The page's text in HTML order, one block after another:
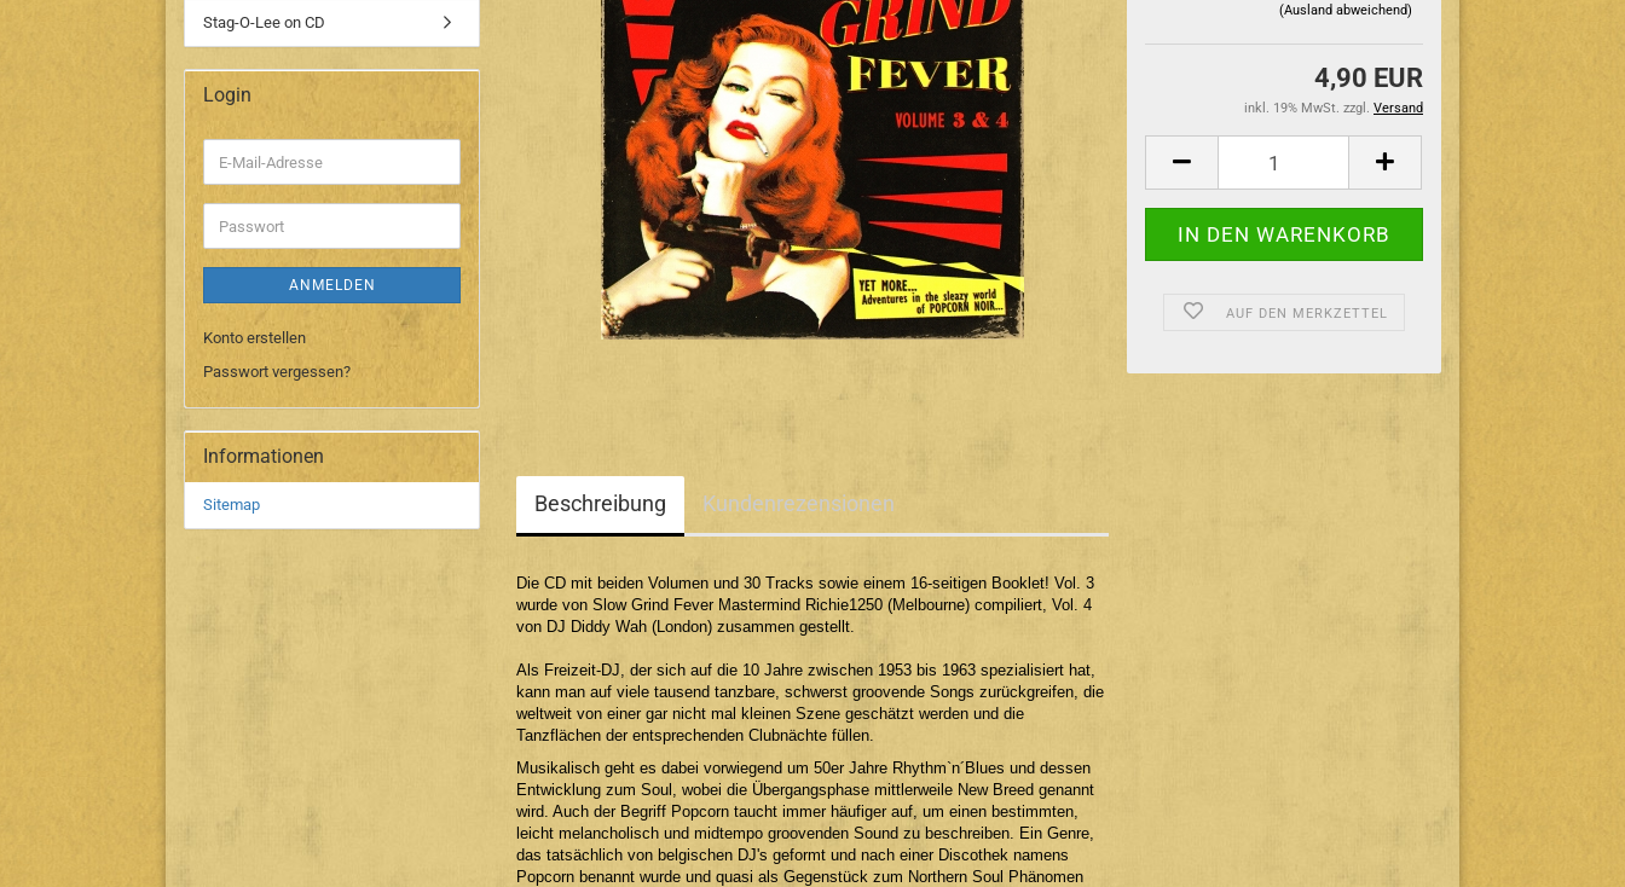
(Ausland abweichend)
4,90 EUR
inkl. 19% MwSt. zzgl. Versand
AUF DEN MERKZETTEL
Beschreibung Kundenrezensionen
Die CD mit beiden Volumen und 30 Tracks sowie einem 16-seitigen Booklet! Vol. 3
wurde von Slow Grind Fever Mastermind Richie1250 (Melbourne) compiliert, Vol. 4
von DJ Diddy Wah (London) zusammen gestellt.
Als Freizeit-DJ, der sich auf die 10 Jahre zwischen 1953 bis 1963 spezialisiert hat,
kann man auf viele tausend tanzbare, schwerst groovende Songs zurückgreifen, die
weltweit von einer gar nicht mal kleinen Szene geschätzt werden und die
Tanzflächen der entsprechenden Clubnächte füllen.
Musikalisch geht es dabei vorwiegend um 50er Jahre Rhythm`n´Blues und dessen
Entwicklung zum Soul, wobei die Übergangsphase mittlerweile New Breed genannt
wird. Auch der Begriff Popcorn taucht immer häufiger auf, um einen bestimmten,
leicht melancholisch und midtempo groovenden Sound zu beschreiben. Ein Genre,
das tatsächlich von belgischen DJ's geformt und nach einer Discothek namens
Popcorn benannt wurde und quasi als Gegenstück zum Northern Soul Phänomen
Stag-O-Lee on CD
Login
E-
Mail-
Adresse
Passwort
ANMELDEN
Konto erstellen
Passwort vergessen?
Informationen
Sitemap